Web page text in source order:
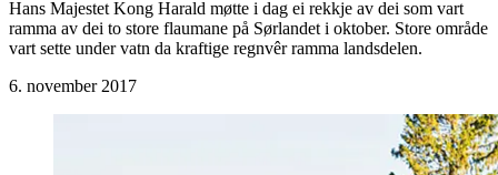
Hans Majestet Kong Harald møtte i dag ei rekkje av dei som vart
ramma av dei to store flaumane på Sørlandet i oktober. Store område
vart sette under vatn da kraftige regnvêr ramma landsdelen.
6. november 2017